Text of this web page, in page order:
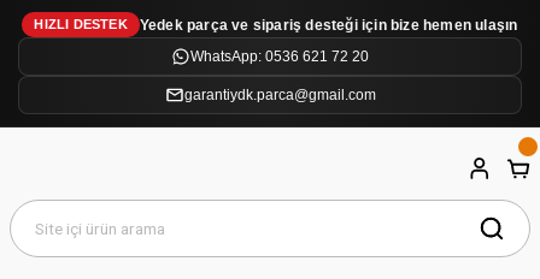
HIZLI DESTEK
Yedek parça ve sipariş desteği için bize hemen ulaşın
WhatsApp: 0536 621 72 20
garantiydk.parca@gmail.com